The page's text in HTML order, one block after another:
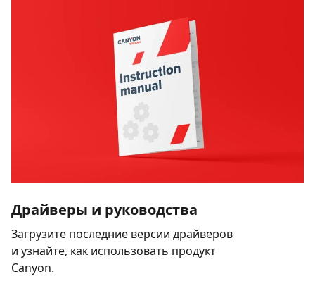
Драйверы и руководства
Загрузите последние версии драйверов
и узнайте, как использовать продукт
Canyon.